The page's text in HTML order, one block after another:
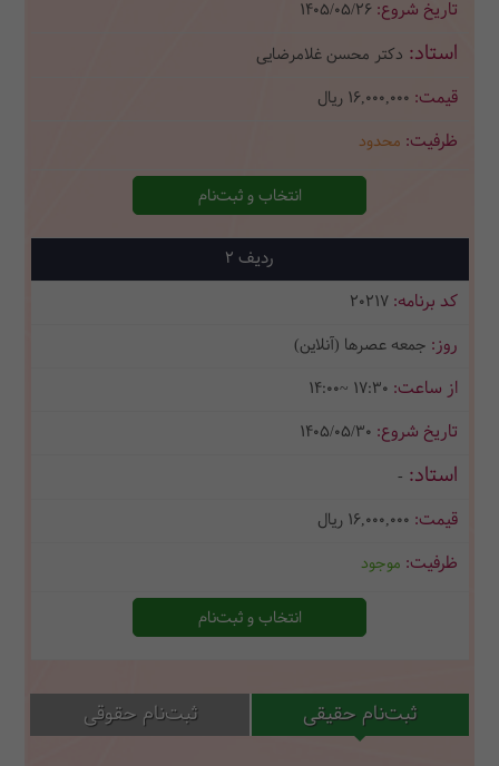
1405/05/26
دکتر محسن غلامرضایی
16,000,000 ریال
محدود
انتخاب و ثبت‌نام
2
20217
جمعه عصرها (آنلاین)
14:00~ 17:30
1405/05/30
-
16,000,000 ریال
موجود
انتخاب و ثبت‌نام
ثبت‌نام حقیقی ثبت‌نام حقوقی